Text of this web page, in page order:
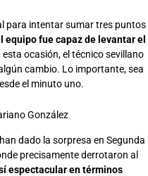
para intentar sumar tres puntos
equipo fue capaz de levantar el
esta ocasión, el técnico sevillano
cambio. Lo importante, sea
el minuto uno.
González
dado la sorpresa en Segunda
precisamente derrotaron al
espectacular en términos